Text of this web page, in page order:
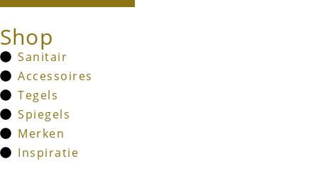
Shop
Sanitair
Accessoires
Tegels
Spiegels
Merken
Inspiratie